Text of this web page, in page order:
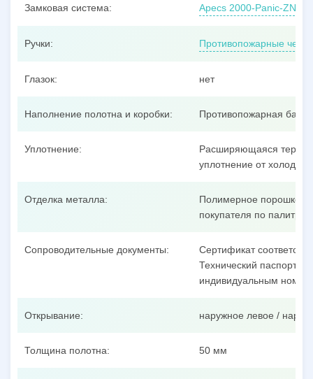
Замковая система: Apecs 2000-Panic-ZN,
Ручки: Противопожарные
Глазок: нет
Наполнение полотна и коробки: Противопожарная
Уплотнение:
Расширяющаяся
уплотнение от
Отделка металла:
Полимерное
покупателя по палитре
Сопроводительные документы:
Сертификат
Технический паспорт
индивидуальным
Открывание: наружное левое /
Толщина полотна: 50 мм